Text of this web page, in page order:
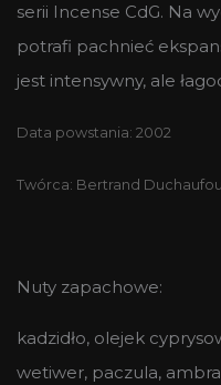
serii Incense CdG. Na
potrafi pachnieć
jest intensywny, ale
Data powstania: 2002
Twórca: Bertrand
Nuty zapachowe:
kadzidło, olejek
wetiwer, paczula,